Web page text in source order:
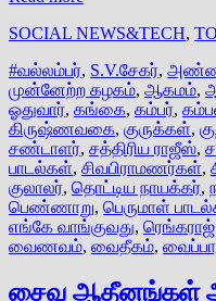
SOCIAL NEWS&TECH,
#வல்லம்பர், S.V.சேகர்,
முன்னேற்ற கழகம், ஆகமம்,
ஓதுவார், கங்கை, கம்பர்,
கிருஷ்ணவகை, குருக்கள்,
சண்டாளர், சத்திரிய ராஜீஸ்,
பாடல்கள், சிவபிராமணர்கள்,
குலாலர், தொட்டிய நாயக்கர்,
பெண்ணாறு, பெருமாள்
எங்கே வாங்குவது,
வைணவம், வைதீகம்,
சைவ ஆதீனங்கள்